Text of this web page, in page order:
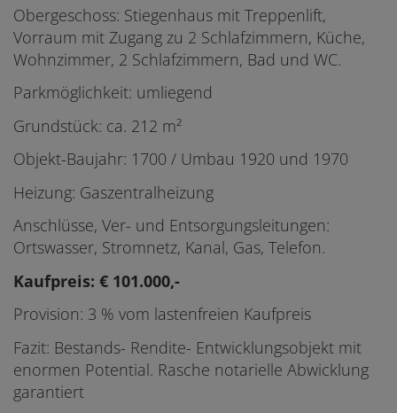
Obergeschoss: Stiegenhaus mit Treppenlift,
Vorraum mit Zugang zu 2 Schlafzimmern, Küche,
Wohnzimmer, 2 Schlafzimmern, Bad und WC.
Parkmöglichkeit: umliegend
Grundstück: ca. 212 m²
Objekt-Baujahr: 1700 / Umbau 1920 und 1970
Heizung: Gaszentralheizung
Anschlüsse, Ver- und Entsorgungsleitungen:
Ortswasser, Stromnetz, Kanal, Gas, Telefon.
Kaufpreis: € 101.000,-
Provision: 3 % vom lastenfreien Kaufpreis
Fazit: Bestands- Rendite- Entwicklungsobjekt mit
enormen Potential. Rasche notarielle Abwicklung
garantiert